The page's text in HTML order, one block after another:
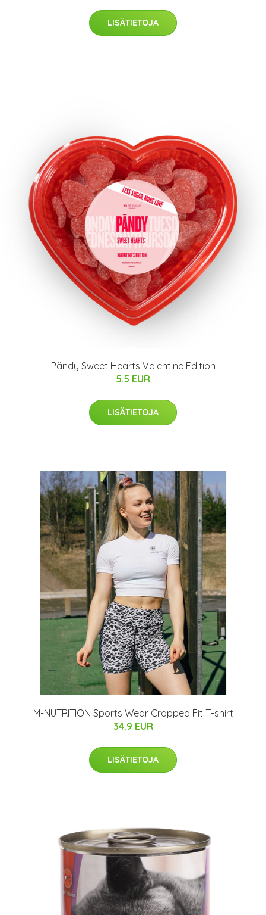
LISÄTIETOJA
Pändy Sweet Hearts Valentine Edition
5.5 EUR
LISÄTIETOJA
M-NUTRITION Sports Wear Cropped Fit T-shirt
34.9 EUR
LISÄTIETOJA